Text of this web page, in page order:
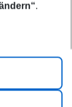
.